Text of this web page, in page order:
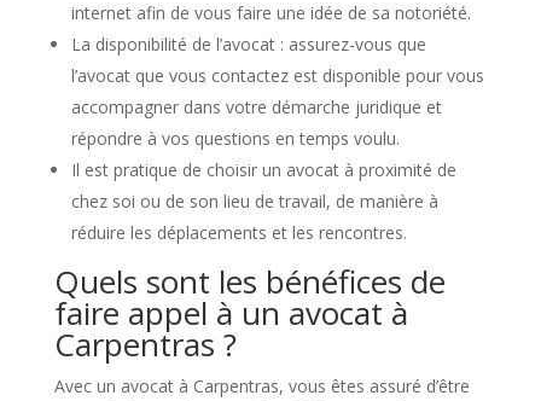
internet afin de vous faire une idée de sa notoriété.
La disponibilité de l’avocat : assurez-vous que
l’avocat que vous contactez est disponible pour vous
accompagner dans votre démarche juridique et
répondre à vos questions en temps voulu.
Il est pratique de choisir un avocat à proximité de
chez soi ou de son lieu de travail, de manière à
réduire les déplacements et les rencontres.
Quels sont les bénéfices de
faire appel à un avocat à
Carpentras ?
Avec un avocat à Carpentras, vous êtes assuré d’être